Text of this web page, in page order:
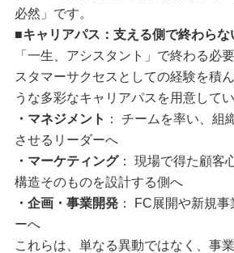
必然」です。
■キャリアパス：支える側で終わらな
「一生、アシスタント」で終わる必
スタマーサクセスとしての経験を積
うな多彩なキャリアパスを用意してい
・マネジメント ： チームを率い、組
させるリーダーへ
・マーケティング： 現場で得た顧客
構造そのものを設計する側へ
・企画・事業開発： FC展開や新規
ーへ
これらは、単なる異動ではなく、事